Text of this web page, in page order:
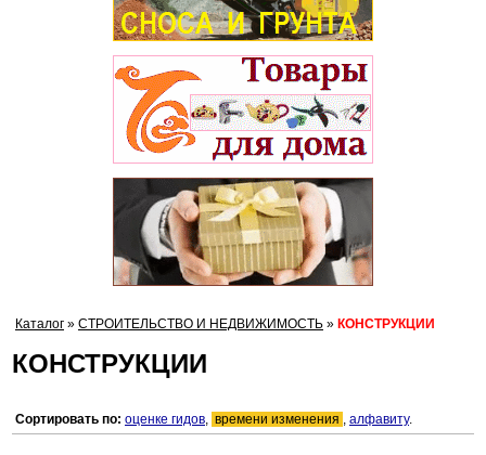
Каталог » СТРОИТЕЛЬСТВО И НЕДВИЖИМОСТЬ » КОНСТРУКЦИИ
КОНСТРУКЦИИ
Сортировать по: оценке гидов, времени изменения , алфавиту.